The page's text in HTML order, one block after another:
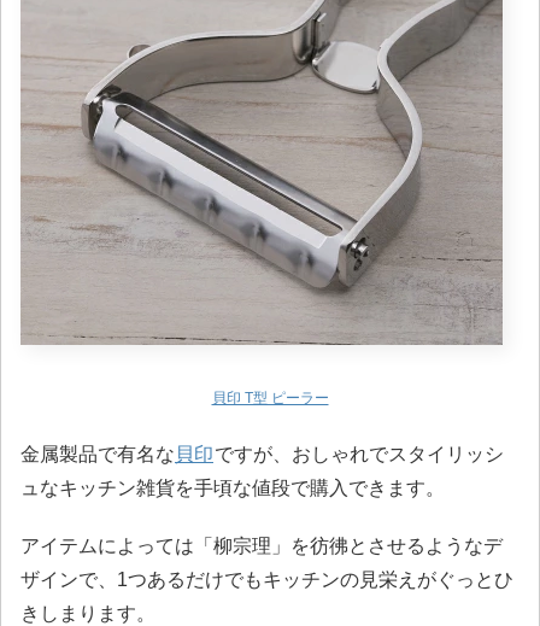
貝印 T型 ピーラー
金属製品で有名な 貝印ですが、おしゃれでスタイリッシ
ュなキッチン雑貨を手頃な値段で購入できます。
アイテムによっては「柳宗理」を彷彿とさせるようなデ
ザインで、1つあるだけでもキッチンの見栄えがぐっとひ
きしまります。